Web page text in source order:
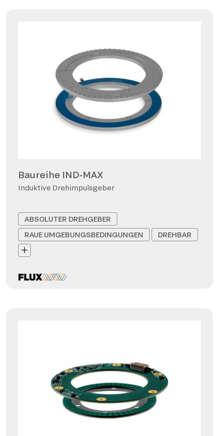
Baureihe IND-MAX
Induktive Drehimpulsgeber
ABSOLUTER DREHGEBER
RAUE UMGEBUNGSBEDINGUNGEN
DREHBAR